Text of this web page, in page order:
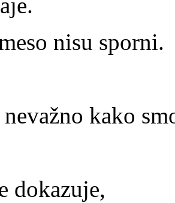
nisu sporni.
kako
dokazuje,